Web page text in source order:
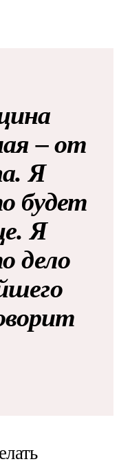
– от
Я
будет
Я
дело